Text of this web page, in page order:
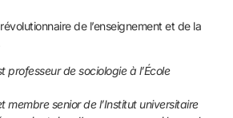
de l’enseignement et de la
professeur de sociologie à l’École
membre senior de l’Institut universitaire